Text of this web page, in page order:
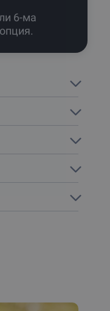
6-ма